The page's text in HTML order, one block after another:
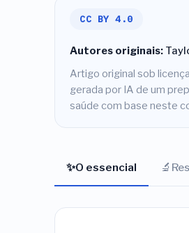
CC BY 4.0
Autores originais:
Artigo original sob
gerada por IA de um
saúde com base neste
✨O essencial 🔬